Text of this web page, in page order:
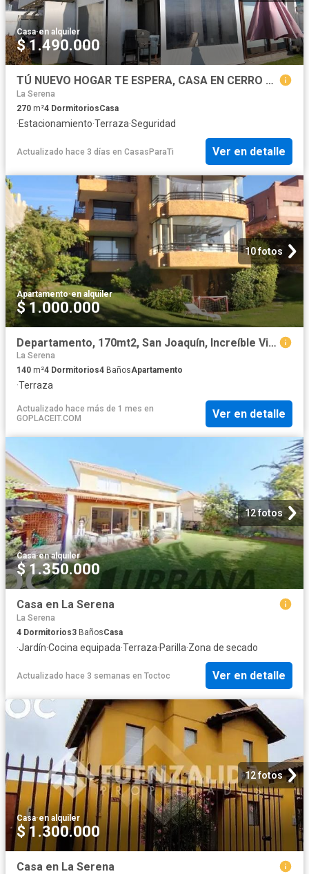
Casa·en alquiler
$ 1.490.000
TÚ NUEVO HOGAR TE ESPERA, CASA EN CERRO GRANDE, 4 DORMITORIOS Y 5 BAÑOS
La Serena
270 m²4 DormitoriosCasa
·Estacionamiento·Terraza·Seguridad
Actualizado hace 3 días en CasasParaTi Ver en detalle
10 fotos
Apartamento·en alquiler
$ 1.000.000
Departamento, 170mt2, San Joaquín, Increíble Vista
La Serena
140 m²4 Dormitorios4 BañosApartamento
·Terraza
Actualizado hace más de 1 mes en
GOPLACEIT.COM
Ver en detalle
12 fotos
Casa·en alquiler
$ 1.350.000
Casa en La Serena
La Serena
4 Dormitorios3 BañosCasa
·Jardín·Cocina equipada·Terraza·Parilla·Zona de secado
Actualizado hace 3 semanas en Toctoc Ver en detalle
12 fotos
Casa·en alquiler
$ 1.300.000
Casa en La Serena